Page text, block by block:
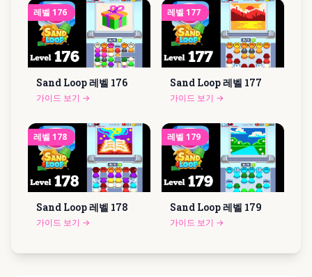
레벨 176
Sand Loop 레벨 176
가이드 보기 →
레벨 177
Sand Loop 레벨 177
가이드 보기 →
레벨 178
Sand Loop 레벨 178
가이드 보기 →
레벨 179
Sand Loop 레벨 179
가이드 보기 →